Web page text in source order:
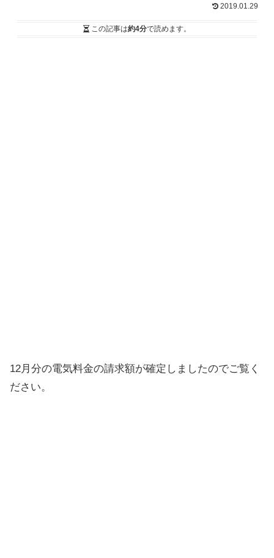
2019.01.29
この記事は約4分で読めます。
12月分の電気料金の請求額が確定しましたのでご覧く
ださい。